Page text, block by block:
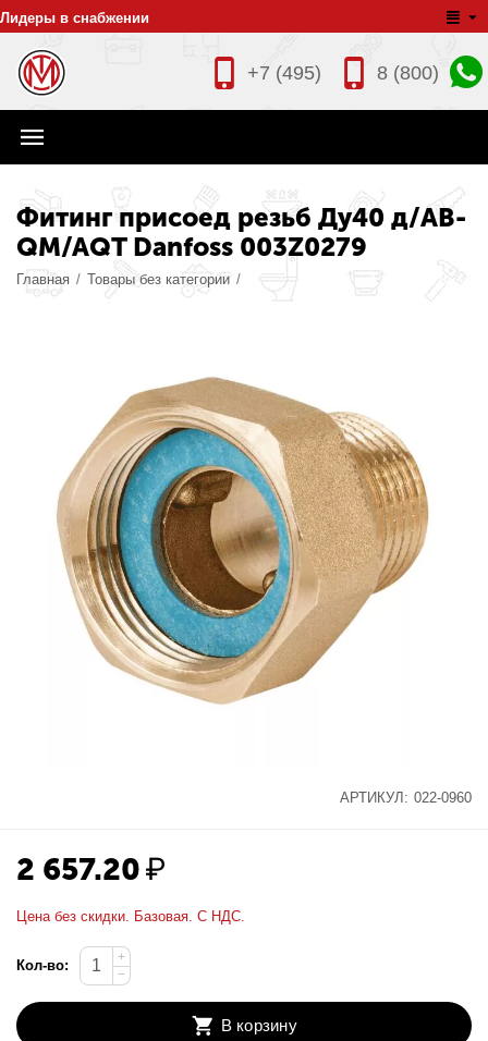
Лидеры в снабжении
8 (800)
+7 (495)
Фитинг присоед резьб Ду40 д/AB-
QM/AQT Danfoss 003Z0279
Главная / Товары без категории /
АРТИКУЛ: 022-0960
2 657.20₽
Цена без скидки. Базовая. С НДС.
Кол-во:
+
−
В корзину